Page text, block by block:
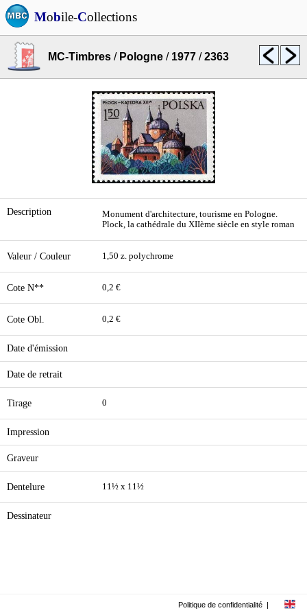
Mobile-Collections
MC-Timbres / Pologne / 1977 /2363
Description
Monument d'architecture, tourisme en Pologne.
Plock, la cathédrale du XIIème siècle en style roman
Valeur / Couleur 1,50 z. polychrome
Cote N** 0,2 €
Cote Obl. 0,2 €
Date d'émission
Date de retrait
Tirage 0
Impression
Graveur
Dentelure 11½ x 11½
Dessinateur
Politique de confidentialité |